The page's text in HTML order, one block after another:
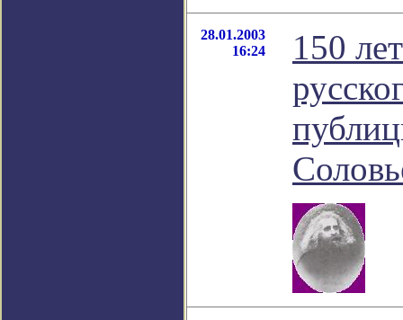
28.01.2003
16:24
150